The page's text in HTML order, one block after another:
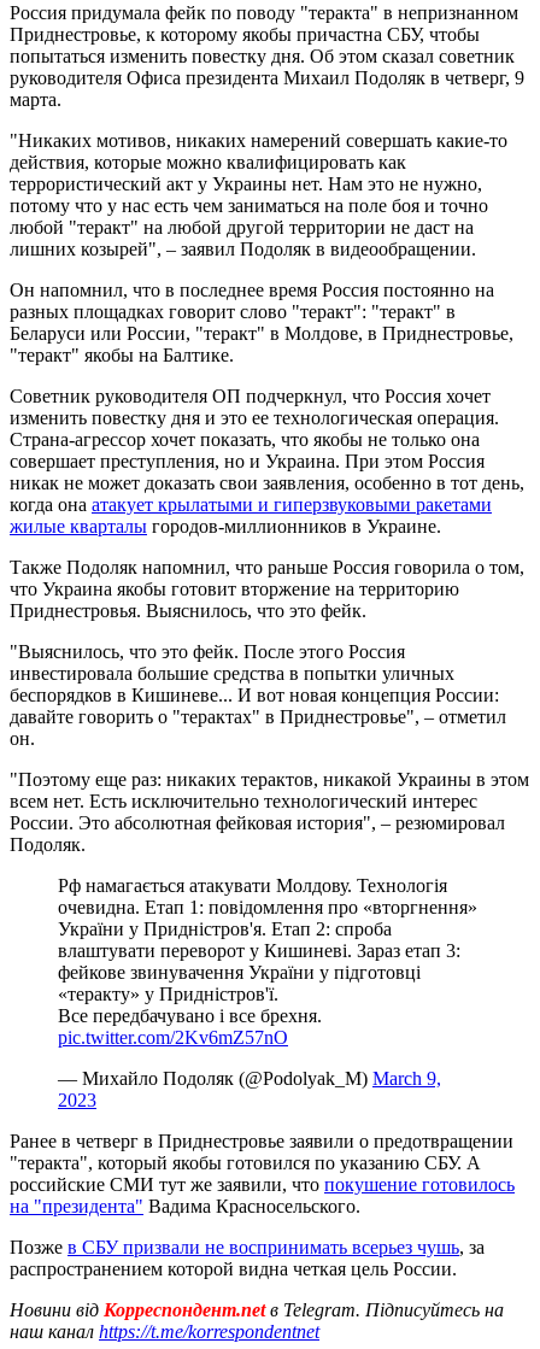
Россия придумала фейк по поводу "теракта" в непризнанном
Приднестровье, к которому якобы причастна СБУ, чтобы
попытаться изменить повестку дня. Об этом сказал советник
руководителя Офиса президента Михаил Подоляк в четверг, 9
марта.
"Никаких мотивов, никаких намерений совершать какие-то
действия, которые можно квалифицировать как
террористический акт у Украины нет. Нам это не нужно,
потому что у нас есть чем заниматься на поле боя и точно
любой "теракт" на любой другой территории не даст на
лишних козырей", – заявил Подоляк в видеообращении.
Он напомнил, что в последнее время Россия постоянно на
разных площадках говорит слово "теракт": "теракт" в
Беларуси или России, "теракт" в Молдове, в Приднестровье,
"теракт" якобы на Балтике.
Советник руководителя ОП подчеркнул, что Россия хочет
изменить повестку дня и это ее технологическая операция.
Страна-агрессор хочет показать, что якобы не только она
совершает преступления, но и Украина. При этом Россия
никак не может доказать свои заявления, особенно в тот день,
когда она атакует крылатыми и гиперзвуковыми ракетами
жилые кварталы городов-миллионников в Украине.
Также Подоляк напомнил, что раньше Россия говорила о том,
что Украина якобы готовит вторжение на территорию
Приднестровья. Выяснилось, что это фейк.
"Выяснилось, что это фейк. После этого Россия
инвестировала большие средства в попытки уличных
беспорядков в Кишиневе... И вот новая концепция России:
давайте говорить о "терактах" в Приднестровье", – отметил
он.
"Поэтому еще раз: никаких терактов, никакой Украины в этом
всем нет. Есть исключительно технологический интерес
России. Это абсолютная фейковая история", – резюмировал
Подоляк.
Рф намагається атакувати Молдову. Технологія
очевидна. Етап 1: повідомлення про «вторгнення»
України у Придністров'я. Етап 2: спроба
влаштувати переворот у Кишиневі. Зараз етап 3:
фейкове звинувачення України у підготовці
«теракту» у Придністров'ї.
Все передбачувано і все брехня.
pic.twitter.com/2Kv6mZ57nO
— Михайло Подоляк (@Podolyak_M) March 9,
2023
Ранее в четверг в Приднестровье заявили о предотвращении
"теракта", который якобы готовился по указанию СБУ. А
российские СМИ тут же заявили, что покушение готовилось
на "президента" Вадима Красносельского.
Позже в СБУ призвали не воспринимать всерьез чушь, за
распространением которой видна четкая цель России.
Новини від Корреспондент.netв Telegram. Підписуйтесь на
наш канал https://t.me/korrespondentnet